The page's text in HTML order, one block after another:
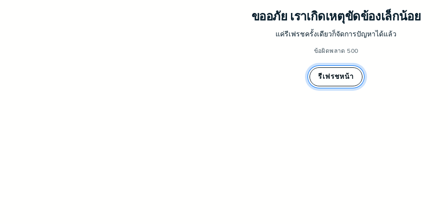
ขออภัย เราเกิดเหตุขัดข้องเล็กน้อย
แค่รีเฟรชครั้งเดียวก็จัดการปัญหาได้แล้ว
ข้อผิดพลาด 500
รีเฟรชหน้า